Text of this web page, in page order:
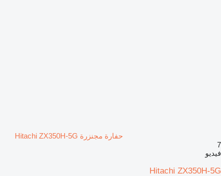
حفارة مجنزرة Hitachi ZX350H-5G
7
فيديو
Hitachi ZX350H-5G